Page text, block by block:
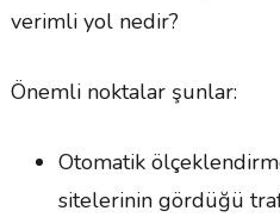
verimli yol nedir?
Önemli noktalar şunlar:
Otomatik
sitelerinin gördüğü